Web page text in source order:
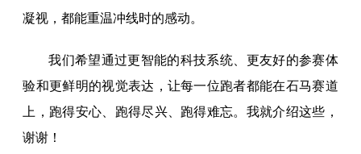
凝视，都能重温冲线时的感动。
我们希望通过更智能的科技系统、更友好的参赛体
验和更鲜明的视觉表达，让每一位跑者都能在石马赛道
上，跑得安心、跑得尽兴、跑得难忘。我就介绍这些，
谢谢！